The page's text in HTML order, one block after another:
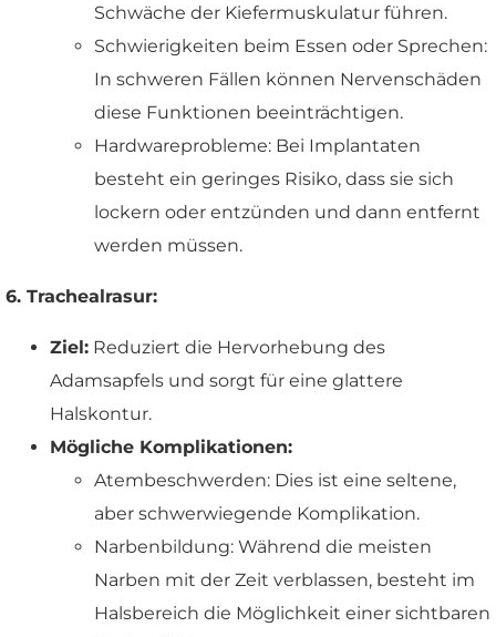
Schwäche der Kiefermuskulatur führen.
Schwierigkeiten beim Essen oder Sprechen:
In schweren Fällen können Nervenschäden
diese Funktionen beeinträchtigen.
Hardwareprobleme: Bei Implantaten
besteht ein geringes Risiko, dass sie sich
lockern oder entzünden und dann entfernt
werden müssen.
6. Trachealrasur:
Ziel: Reduziert die Hervorhebung des
Adamsapfels und sorgt für eine glattere
Halskontur.
Mögliche Komplikationen:
Atembeschwerden: Dies ist eine seltene,
aber schwerwiegende Komplikation.
Narbenbildung: Während die meisten
Narben mit der Zeit verblassen, besteht im
Halsbereich die Möglichkeit einer sichtbaren